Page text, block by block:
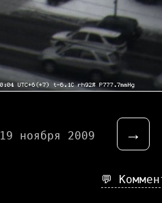
19 ноября 2009 →
💬